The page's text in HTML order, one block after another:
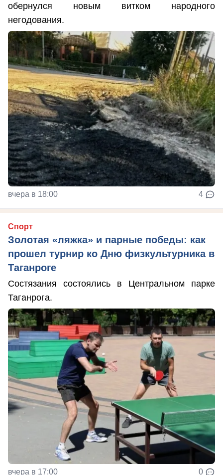
обернулся новым витком народного
негодования.
вчера в 18:00 4
Спорт
Золотая «ляжка» и парные победы: как
прошел турнир ко Дню физкультурника в
Таганроге
Состязания состоялись в Центральном парке
Таганрога.
вчера в 17:00 0